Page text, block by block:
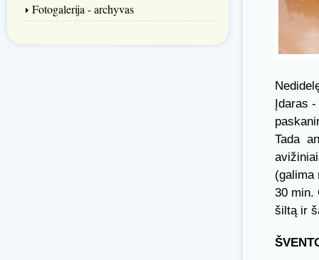
Fotogalerija - archyvas
Įdaras
Tada
(galima
30 min.
šiltą ir